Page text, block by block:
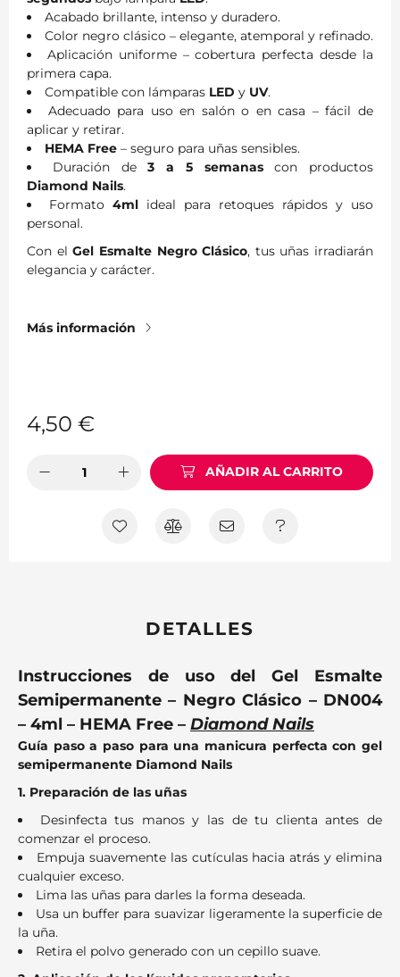
Acabado brillante, intenso y duradero.
Color negro clásico – elegante, atemporal y refinado.
Aplicación uniforme – cobertura perfecta desde la
primera capa.
Compatible con lámparas LED y UV.
Adecuado para uso en salón o en casa – fácil de
aplicar y retirar.
HEMA Free – seguro para uñas sensibles.
Duración de3 a 5 semanascon productos
Diamond Nails.
Formato 4ml ideal para retoques rápidos y uso
personal.
Con elGel Esmalte Negro Clásico, tus uñas irradiarán
elegancia y carácter.
Más información
4,50 €
AÑADIR AL CARRITO
DETALLES
Instrucciones de uso del Gel Esmalte
Semipermanente – Negro Clásico – DN004
– 4ml – HEMA Free – Diamond Nails
Guía paso a paso para una manicura perfecta con gel
semipermanente Diamond Nails
1. Preparación de las uñas
Desinfecta tus manos y las de tu clienta antes de
comenzar el proceso.
Empuja suavemente las cutículas hacia atrás y elimina
cualquier exceso.
Lima las uñas para darles la forma deseada.
Usa un buffer para suavizar ligeramente la superficie de
la uña.
Retira el polvo generado con un cepillo suave.